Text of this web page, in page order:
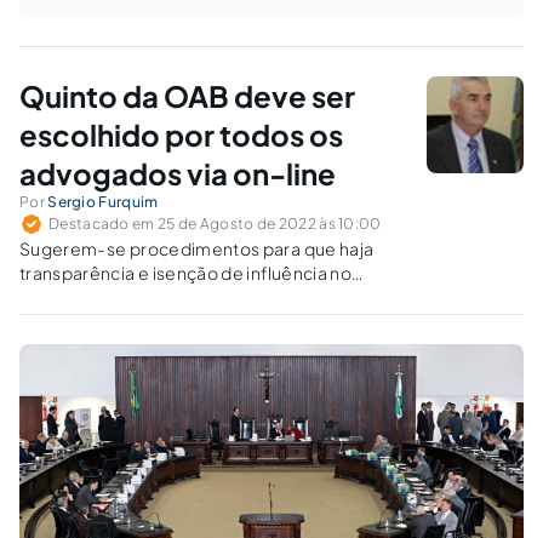
Quinto da OAB deve ser
escolhido por todos os
advogados via on-line
PorSergio Furquim
Destacado em 25 de Agosto de 2022 às 10:00
Sugerem-se procedimentos para que haja
transparência e isenção de influência no
advogados em tribunais.